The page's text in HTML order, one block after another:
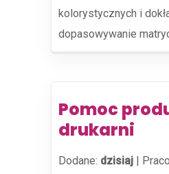
kolorystycznych i
dopasowywanie
Pomoc
drukarni
Dodane: dzisiaj |